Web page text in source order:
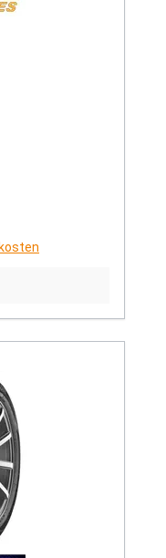
Informationen zum